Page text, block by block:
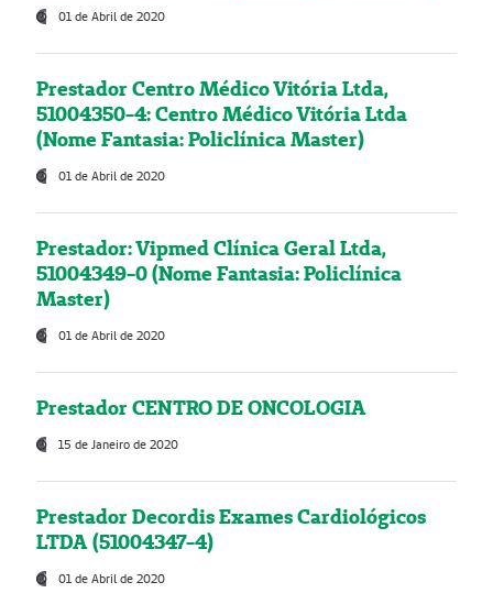
01 de Abril de 2020
Prestador Centro Médico Vitória Ltda,
51004350-4: Centro Médico Vitória Ltda
(Nome Fantasia: Policlínica Master)
01 de Abril de 2020
Prestador: Vipmed Clínica Geral Ltda,
51004349-0 (Nome Fantasia: Policlínica
Master)
01 de Abril de 2020
Prestador CENTRO DE ONCOLOGIA
15 de Janeiro de 2020
Prestador Decordis Exames Cardiológicos
LTDA (51004347-4)
01 de Abril de 2020